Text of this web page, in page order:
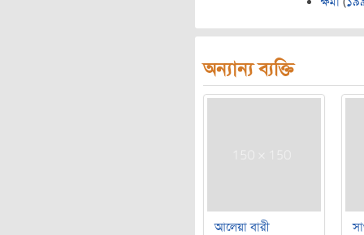
অন্যান্য ব্যক্তি
আলেয়া বারী